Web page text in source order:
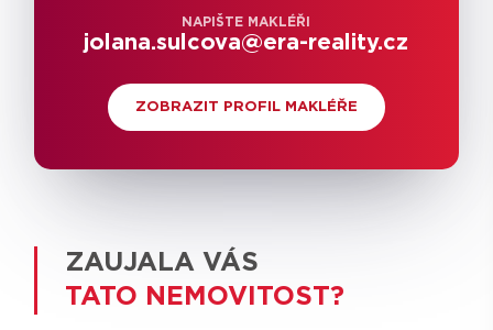
NAPIŠTE MAKLÉŘI
jolana.sulcova@era-reality.cz
ZOBRAZIT PROFIL MAKLÉŘE
ZAUJALA VÁS
TATO NEMOVITOST?